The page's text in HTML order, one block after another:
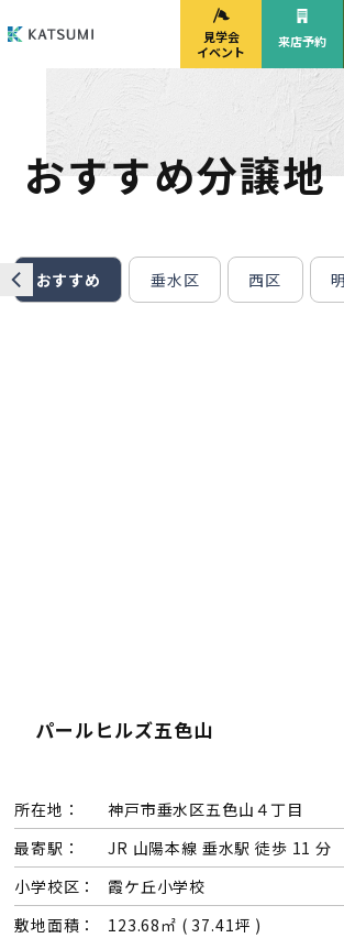
モデルハウス
来場予約
見学会・
イベント来
手間ひまかけた家づくり
KATSUMIの標準仕様 和暮-なごみ-
素材とデザイン
耐震性能+制震性能
見学会
イベント
来店予約
おすすめ分譲地
おすすめ 垂水区 西区
パールヒルズ五色山
所在地：
神戸市垂水区五色山４丁目
最寄駅：
JR 山陽本線 垂水駅 徒歩 11 分
小学校区：
霞ケ丘小学校
敷地面積：
123.68㎡ ( 37.41坪 )